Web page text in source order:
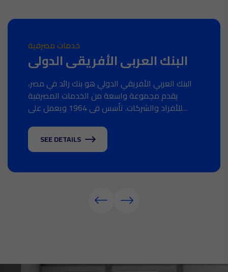
خدمات مصرفية
البنك العربي الأفريقي الدولي
البنك العربي الأفريقي الدولي هو بنك رائد في مصر،
يقدم مجموعة واسعة من الخدمات المصرفية
للأفراد والشركات. تأسس في 1964 ويعمل على
SEE DETAILS